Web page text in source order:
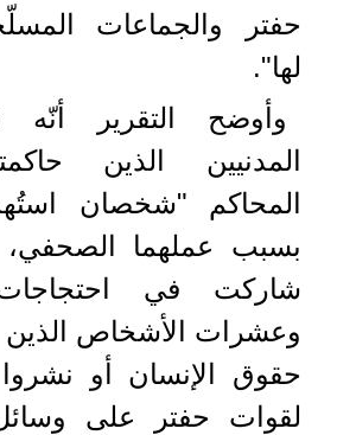
حفتر والجماعات
لها".
وأوضح التقرير
المدنيين الذين
المحاكم "شخصان
بسبب عملهما
شاركت في
وعشرات الأشخاص الذين
حقوق الإنسان أو نشروا
لقوات حفتر على